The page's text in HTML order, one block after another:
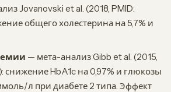
Jovanovski et al. (2018, PMID:
общего холестерина на 5,7% и
— мета-анализ Gibb et al. (2015,
снижение HbA1c на 0,97% и глюкозы
л при диабете 2 типа. Эффект